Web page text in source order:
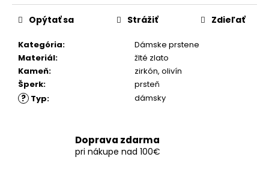
Jednotková
cena:
Kategória:
Dámske prstene
Materiál:
žlté zlato
Kameň: zirkón, olivín
Šperk: prsteň
? Typ: dámsky
Opýtať sa Strážiť Zdieľať
Doprava zdarma
pri nákupe nad 100€
m
e